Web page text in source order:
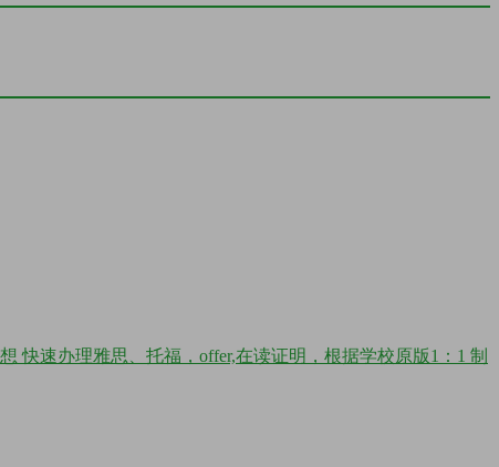
快速办理雅思、托福，offer,在读证明，根据学校原版1：1 制